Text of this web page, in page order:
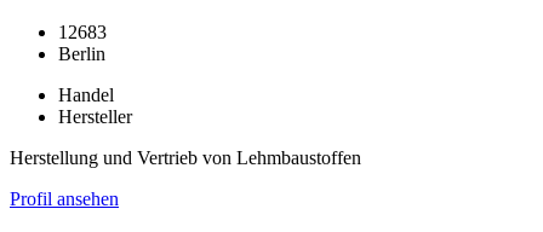
12683
Berlin
Handel
Hersteller
Herstellung und Vertrieb von Lehmbaustoffen
Profil ansehen